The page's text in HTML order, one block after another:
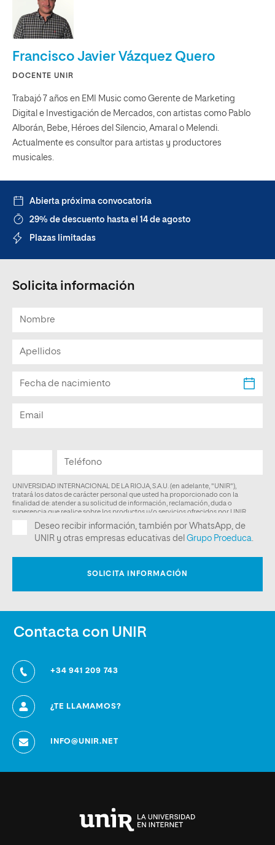
Francisco Javier Vázquez Quero
DOCENTE UNIR
Trabajó 7 años en EMI Music como Gerente de Marketing
Digital e Investigación de Mercados, con artistas como Pablo
Alborán, Bebe, Héroes del Silencio, Amaral o Melendi.
Actualmente es consultor para artistas y productores
musicales.
Abierta próxima convocatoria
29% de descuento hasta el 14 de agosto
Plazas limitadas
Solicita información
Contacta con UNIR
+34 941 209 743
¿TE LLAMAMOS?
INFO@UNIR.NET